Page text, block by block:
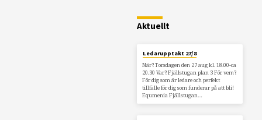
Aktuellt
Ledarupptakt 27/8
När? Torsdagen den 27 aug kl. 18.00-ca
20.30 Var? Fjällstugan plan 3 För vem?
För dig som är ledare och perfekt
tillfälle för dig som funderar på att bli!
Equmenia Fjällstugan…